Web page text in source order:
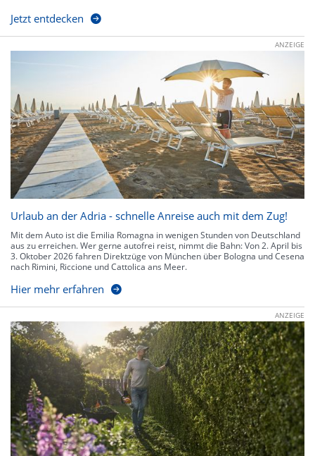
Jetzt entdecken
ANZEIGE
Urlaub an der Adria - schnelle Anreise auch mit dem Zug!
Mit dem Auto ist die Emilia Romagna in wenigen Stunden von Deutschland
aus zu erreichen. Wer gerne autofrei reist, nimmt die Bahn: Von 2. April bis
3. Oktober 2026 fahren Direktzüge von München über Bologna und Cesena
nach Rimini, Riccione und Cattolica ans Meer.
Hier mehr erfahren
ANZEIGE